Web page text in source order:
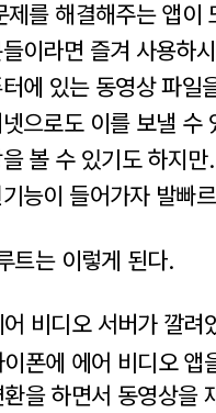
제를 해결해주는 앱이
이라면 즐겨 사용하
에 있는 동영상 파일
으로도 이를 보낼 수
볼 수 있기도 하지
능이 들어가자 발빠
트는 이렇게 된다.
어 비디오 서버가 깔려
이폰에 에어 비디오 앱
환을 하면서 동영상을